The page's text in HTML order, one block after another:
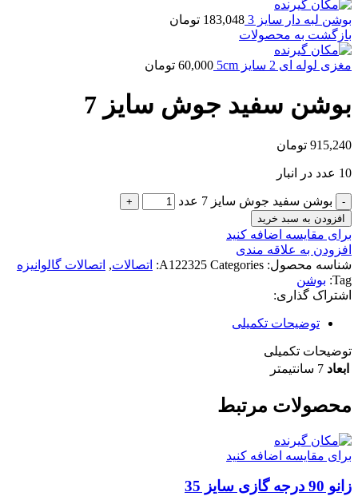
بوشن لبه دار سایز 3 183,048 تومان
بازگشت به محصولات
مغزی لوله ای 2 سایز 5cm 60,000 تومان
بوشن سفید جوش سایز 7
915,240 تومان
10 عدد در انبار
بوشن سفید جوش سایز 7 عدد
افزودن به سبد خرید
برای مقایسه اضافه کنید
افزودن به علاقه مندی
شناسه محصول:
A122325 Categories: اتصالات, اتصالات گالوانیزه
Tag: بوشن
اشتراک گذاری:
توضیحات تکمیلی
توضیحات تکمیلی
ابعاد 7 سانتیمتر
محصولات مرتبط
برای مقایسه اضافه کنید
زانو 90 درجه گازی سایز 35